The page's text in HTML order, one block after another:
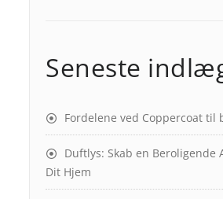
Seneste
Fordelene ved Coppercoat til
Duftlys: Skab en Beroligende
Dit Hjem